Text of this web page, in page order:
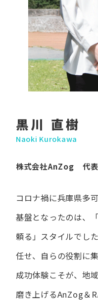
黒川 直樹
Naoki Kurokawa
株式会社AnZog 代
コロナ禍に​兵庫県多
基盤となったのは、
頼る」スタイルでした
任せ、​自らの​役割に​集
成功体験こそが、​地
磨き上げる​AnZog＆